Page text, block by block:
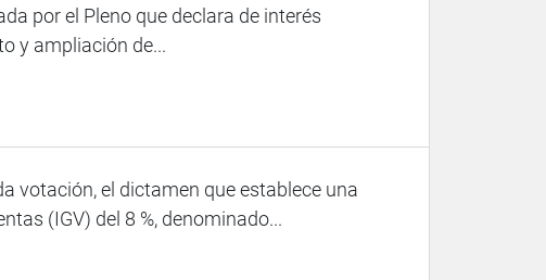
por el Pleno que declara de interés
y ampliación de...
votación, el dictamen que establece una
(IGV) del 8 %, denominado...